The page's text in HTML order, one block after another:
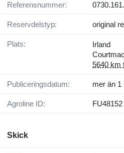
Referensnummer:
Reservdelstyp: original
Plats:
Irland
5640 km
Publiceringsdatum: mer än 1
Agroline ID: FU48152
Skick